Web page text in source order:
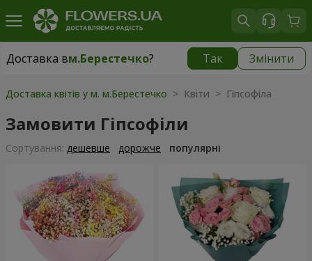
Доставка вм.Берестечко? Так Змінити
Доставка вм.Берестечко|
Доставка квітів у м. м.Берестечко > Квіти > Гіпсофіла
Замовити Гіпсофіли
Сортування: дешевше дорожче популярні